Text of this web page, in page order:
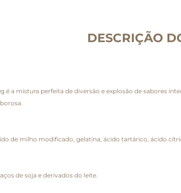
DESCRIÇÃO
é a mistura perfeita de diversão e explosão de sabores
de milho modificado, gelatina, ácido tartárico, ácido
de soja e derivados do leite.